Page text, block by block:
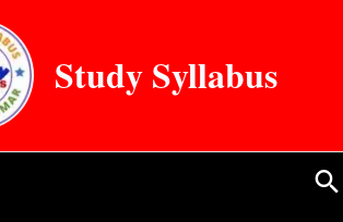
Study Syllabus